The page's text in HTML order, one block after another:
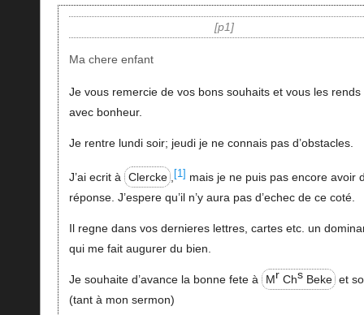
p1
Ma chere enfant
Je vous remercie de vos bons souhaits et vous les rends
avec bonheur.
Je rentre lundi soir; jeudi je ne connais pas d’obstacles.
J’ai ecrit à Clercke [1] mais je ne puis pas encore avoir
réponse. J’espere qu’il n’y aura pas d’echec de ce coté.
Il regne dans vos dernieres lettres, cartes etc. un
qui me fait augurer du bien.
Je souhaite d’avance la bonne fete à Mr ChsBeke et
(tant à mon sermon)